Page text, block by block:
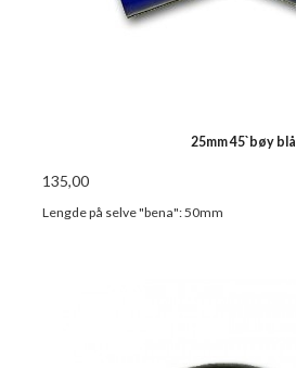
25mm 45`bøy blå
135,00
Lengde på selve "bena": 50mm